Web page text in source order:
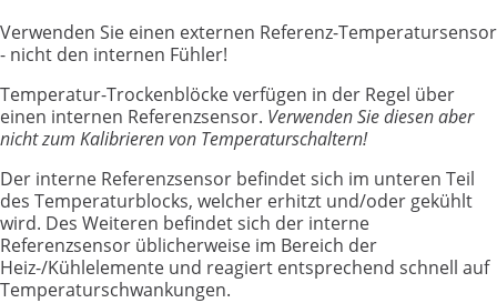
Verwenden Sie einen externen Referenz-Temperatursensor
- nicht den internen Fühler!
Temperatur-Trockenblöcke verfügen in der Regel über
einen internen Referenzsensor. Verwenden Sie diesen aber
nicht zum Kalibrieren von Temperaturschaltern!
Der interne Referenzsensor befindet sich im unteren Teil
des Temperaturblocks, welcher erhitzt und/oder gekühlt
wird. Des Weiteren befindet sich der interne
Referenzsensor üblicherweise im Bereich der
Heiz-/Kühlelemente und reagiert entsprechend schnell auf
Temperaturschwankungen.